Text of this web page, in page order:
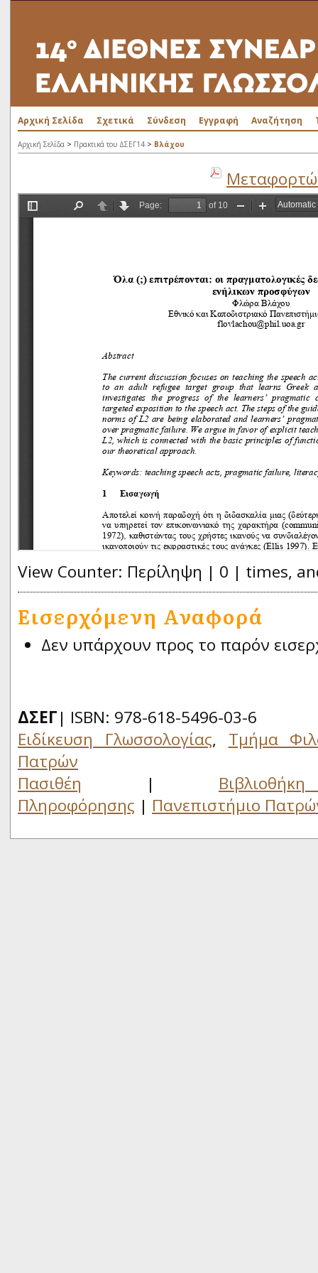
Αρχική Σελίδα Σχετικά Σύνδεση Εγγραφή Αναζήτηση
Αρχική Σελίδα > Πρακτικά του ΔΣΕΓ14 > Βλάχου
View Counter: Περίληψη | 0 | times,
Εισερχόμενη Αναφορά
Δεν υπάρχουν προς το παρόν
ΔΣΕΓ| ISBN: 978-618-5496-03-6
Ειδίκευση Γλωσσολογίας, Τμήμα
Πατρών
Πασιθέη |
Πληροφόρησης | Πανεπιστήμιο